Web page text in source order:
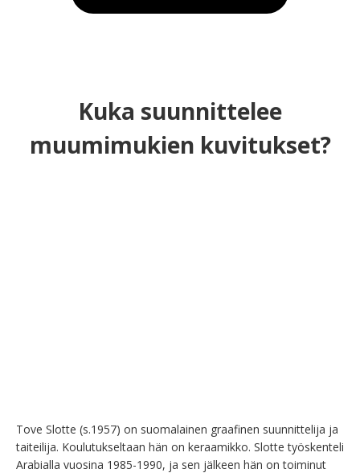
Kuka suunnittelee
muumimukien kuvitukset?
Tove Slotte (s.1957) on suomalainen graafinen suunnittelija ja
taiteilija. Koulutukseltaan hän on keraamikko. Slotte työskenteli
Arabialla vuosina 1985-1990, ja sen jälkeen hän on toiminut